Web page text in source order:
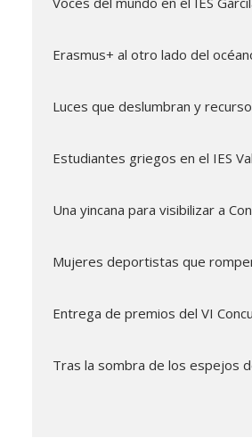
Erasmus+ al otro lado del
Luces que deslumbran y
Estudiantes griegos en el IES
Una yincana para visibilizar a
Mujeres deportistas que
Entrega de premios del VI
Tras la sombra de los espejos